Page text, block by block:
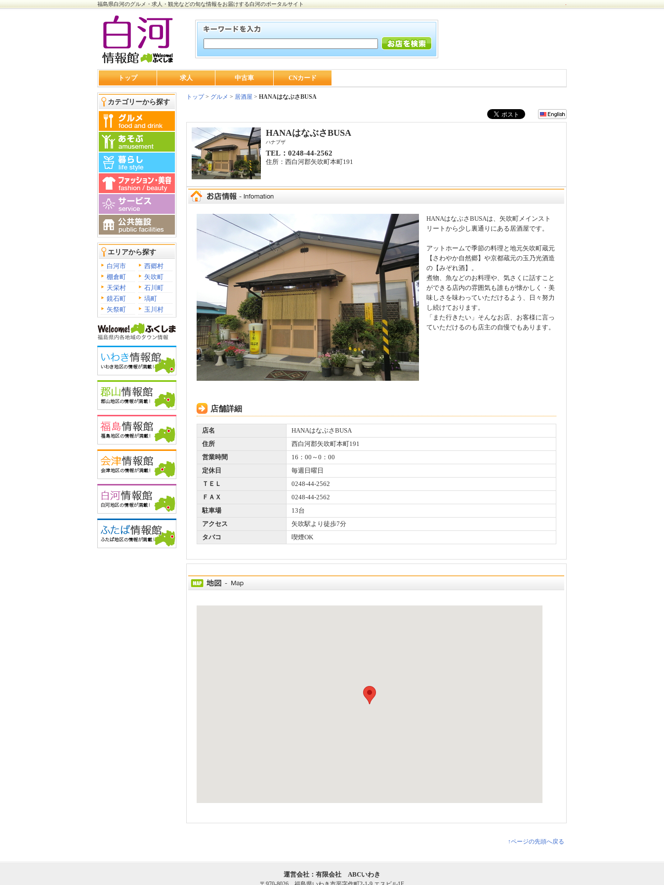
福島県白河のグルメ・求人・観光などの旬な情報をお届けする白河のポータルサイト
トップ 求人 中古車 CNカード
カテゴリーから探す
エリアから探す
白河市
西郷村
棚倉町
矢吹町
天栄村
石川町
鏡石町
塙町
矢祭町
玉川村
トップ> グルメ > 居酒屋 > HANAはなぶさBUSA
HANAはなぶさBUSA
ハナブザ
TEL：0248-44-2562
住所：西白河郡矢吹町本町191
HANAはなぶさBUSAは、矢吹町メインスト
リートから少し裏通りにある居酒屋です。
アットホームで季節の料理と地元矢吹町蔵元
【さわやか自然郷】や京都蔵元の玉乃光酒造
の【みぞれ酒】。
煮物、魚などのお料理や、気さくに話すこと
ができる店内の雰囲気も誰もが懐かしく・美
味しさを味わっていただけるよう、日々努力
し続けております。
「また行きたい」そんなお店、お客様に言っ
ていただけるのも店主の自慢でもあります。
店舗詳細
店名
HANAはなぶさBUSA
住所
西白河郡矢吹町本町191
営業時間
16：00～0：00
定休日
毎週日曜日
ＴＥＬ
0248-44-2562
ＦＡＸ
0248-44-2562
駐車場
13台
アクセス
矢吹駅より徒歩7分
タバコ
喫煙OK
↑ページの先頭へ戻る
運営会社：有限会社 ABCいわき